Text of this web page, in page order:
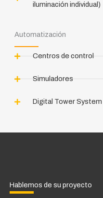
iluminación individual)
Automatización
Centros de control
Simuladores
Digital Tower System
Hablemos de su proyecto